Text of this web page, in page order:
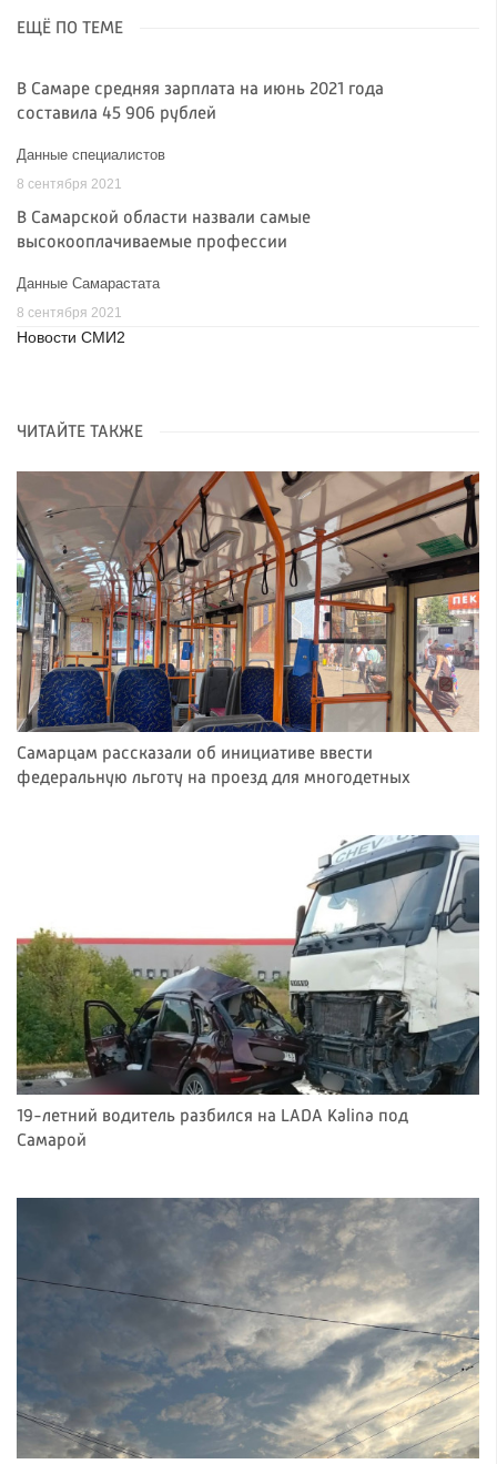
ЕЩЁ ПО ТЕМЕ
В Самаре средняя зарплата на июнь 2021 года
составила 45 906 рублей
Данные специалистов
8 сентября 2021
В Самарской области назвали самые
высокооплачиваемые профессии
Данные Самарастата
8 сентября 2021
Новости СМИ2
ЧИТАЙТЕ ТАКЖЕ
Самарцам рассказали об инициативе ввести
федеральную льготу на проезд для многодетных
19-летний водитель разбился на LADA Kalina под
Самарой